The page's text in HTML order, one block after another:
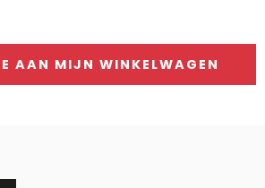
AAN MIJN WINKELWAGEN